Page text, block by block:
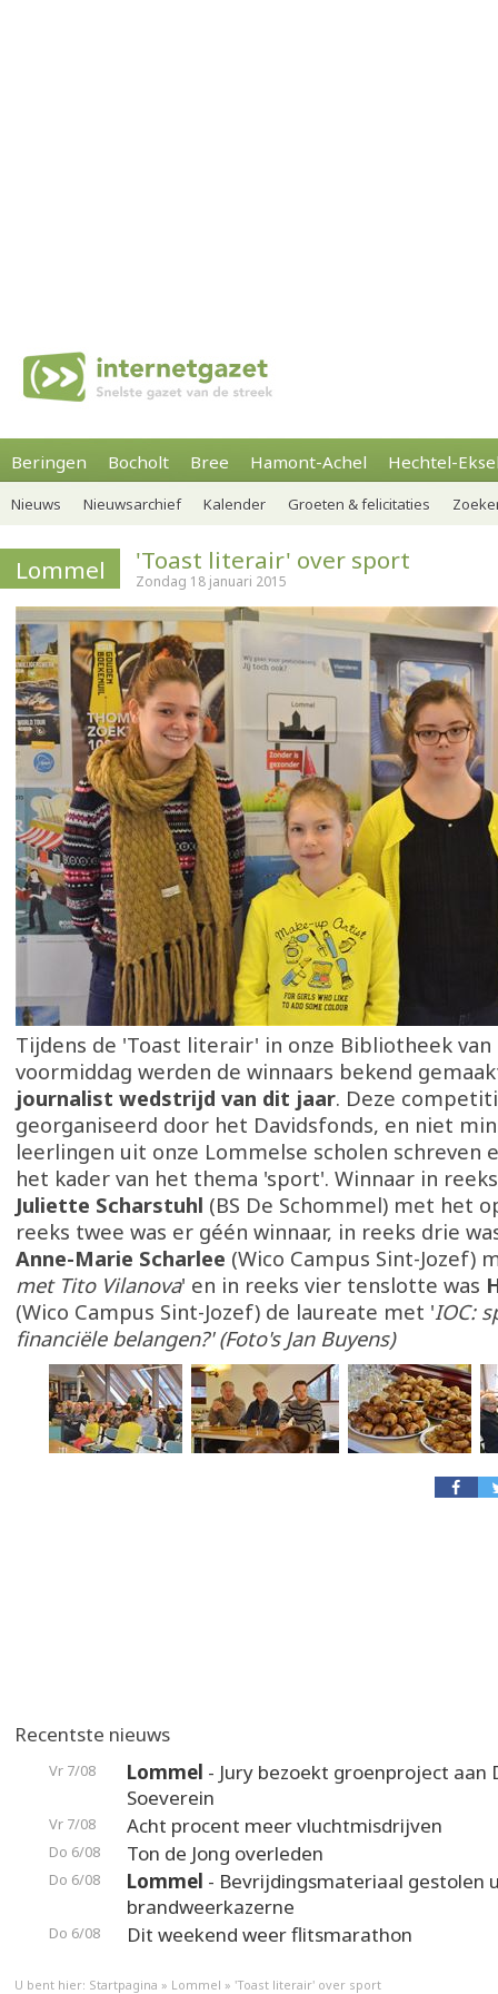
Beringen Bocholt Bree Hamont-Achel Hechtel-
Nieuws Nieuwsarchief Kalender Groeten & felicitaties
Lommel 'Toast literair' over sport
Zondag 18 januari 2015
Tijdens de 'Toast literair' in onze Bibliotheek van
voormiddag werden de winnaars bekend
journalist wedstrijd van dit jaar. Deze
georganiseerd door het Davidsfonds, en niet
leerlingen uit onze Lommelse scholen schreven
het kader van het thema 'sport'. Winnaar in
Juliette Scharstuhl (BS De Schommel) met het
reeks twee was er géén winnaar, in reeks drie
Anne-Marie Scharlee (Wico Campus Sint-Jozef)
met Tito Vilanova' en in reeks vier tenslotte was
(Wico Campus Sint-Jozef) de laureate met 'IOC:
financiële belangen?' (Foto's Jan Buyens)
Recentste nieuws
Vr 7/08 Lommel - Jury bezoekt groenproject aan
Soeverein
Vr 7/08 Acht procent meer vluchtmisdrijven
Do 6/08 Ton de Jong overleden
Do 6/08 Lommel - Bevrijdingsmateriaal gestolen
brandweerkazerne
Do 6/08 Dit weekend weer flitsmarathon
U bent hier: Startpagina » Lommel » 'Toast literair' over sport